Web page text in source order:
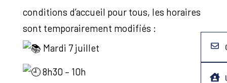
conditions d’accueil pour tous, les horaires
sont temporairement modifiés :
Mardi 7 juillet
8h30 – 10h